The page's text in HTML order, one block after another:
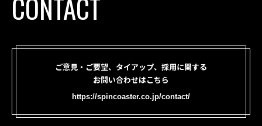
ご意見・ご要望、タイアップ、採用に関する
お問い合わせはこちら
https://spincoaster.co.jp/contact/